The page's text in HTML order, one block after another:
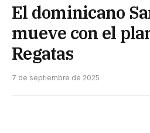
El dominicano
mueve con el
Regatas
7 de septiembre de 2025